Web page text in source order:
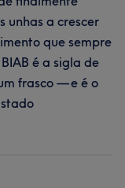
unhas a crescer
que sempre
é a sigla de
frasco — e é o